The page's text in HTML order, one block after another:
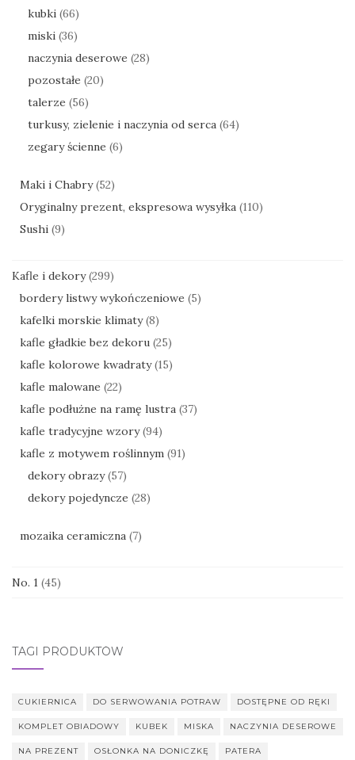
kubki (66)
miski (36)
naczynia deserowe (28)
pozostałe (20)
talerze (56)
turkusy, zielenie i naczynia od serca (64)
zegary ścienne (6)
Maki i Chabry (52)
Oryginalny prezent, ekspresowa wysyłka (110)
Sushi (9)
Kafle i dekory (299)
bordery listwy wykończeniowe (5)
kafelki morskie klimaty (8)
kafle gładkie bez dekoru (25)
kafle kolorowe kwadraty (15)
kafle malowane (22)
kafle podłużne na ramę lustra (37)
kafle tradycyjne wzory (94)
kafle z motywem roślinnym (91)
dekory obrazy (57)
dekory pojedyncze (28)
mozaika ceramiczna (7)
No. 1 (45)
TAGI PRODUKTÓW
CUKIERNICA DO SERWOWANIA POTRAW DOSTĘPNE OD RĘKI
KOMPLET OBIADOWY KUBEK MISKA NACZYNIA DESEROWE
NA PREZENT OSŁONKA NA DONICZKĘ PATERA